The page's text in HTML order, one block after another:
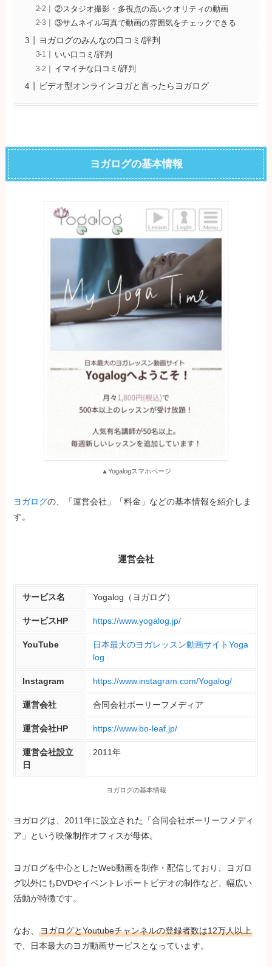
②スタジオ撮影・多視点の高いクオリティの動画
③サムネイル写真で動画の雰囲気をチェックできる
ヨガログのみんなの口コミ/評判
いい口コミ/評判
イマイチな口コミ/評判
ビデオ型オンラインヨガと言ったらヨガログ
ヨガログの基本情報
▲Yogalogスマホページ
ヨガログの、「運営会社」「料金」などの基本情報を紹介しま
す。
運営会社
サービス名 Yogalog（ヨガログ）
サービスHP https://www.yogalog.jp/
YouTube
日本最大のヨガレッスン動画サイトYoga
log
Instagram https://www.instagram.com/Yogalog/
運営会社 合同会社ボーリーフメディア
運営会社HP https://www.bo-leaf.jp/
運営会社設立
日
2011年
ヨガログの基本情報
ヨガログは、2011年に設立された「合同会社ボーリーフメディ
ア」という映像制作オフィスが母体。
ヨガログを中心としたWeb動画を制作・配信しており、ヨガロ
グ以外にもDVDやイベントレポートビデオの制作など、幅広い
活動が特徴です。
なお、ヨガログとYoutubeチャンネルの登録者数は12万人以上
で、日本最大のヨガ動画サービスとなっています。